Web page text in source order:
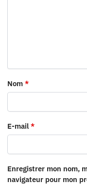
Nom *
E-mail *
Enregistrer mon nom,
navigateur pour mon